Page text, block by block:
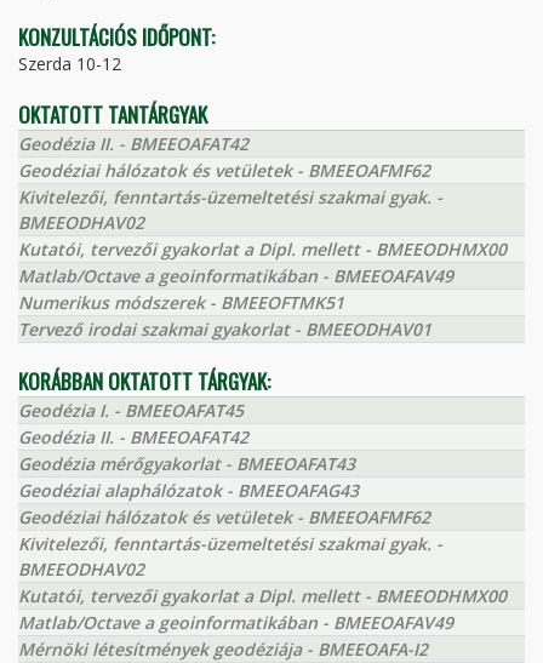
KONZULTÁCIÓS IDŐPONT:
Szerda 10-12
OKTATOTT TANTÁRGYAK
Geodézia II. - BMEEOAFAT42
Geodéziai hálózatok és vetületek - BMEEOAFMF62
Kivitelezői, fenntartás-üzemeltetési szakmai gyak. -
BMEEODHAV02
Kutatói, tervezői gyakorlat a Dipl. mellett - BMEEODHMX00
Matlab/Octave a geoinformatikában - BMEEOAFAV49
Numerikus módszerek - BMEEOFTMK51
Tervező irodai szakmai gyakorlat - BMEEODHAV01
KORÁBBAN OKTATOTT TÁRGYAK:
Geodézia I. - BMEEOAFAT45
Geodézia II. - BMEEOAFAT42
Geodézia mérőgyakorlat - BMEEOAFAT43
Geodéziai alaphálózatok - BMEEOAFAG43
Geodéziai hálózatok és vetületek - BMEEOAFMF62
Kivitelezői, fenntartás-üzemeltetési szakmai gyak. -
BMEEODHAV02
Kutatói, tervezői gyakorlat a Dipl. mellett - BMEEODHMX00
Matlab/Octave a geoinformatikában - BMEEOAFAV49
Mérnöki létesítmények geodéziája - BMEEOAFA-I2